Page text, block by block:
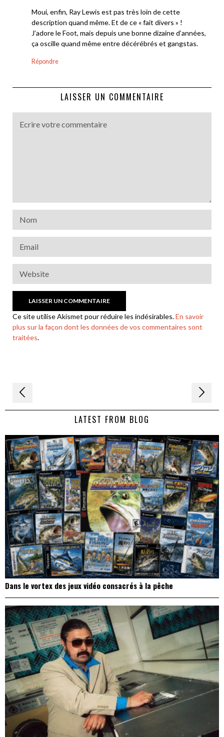
Moui, enfin, Ray Lewis est pas très loin de cette
description quand même. Et de ce « fait divers » !
J’adore le Foot, mais depuis une bonne dizaine d’années,
ça oscille quand même entre décérébrés et gangstas.
Répondre
LAISSER UN COMMENTAIRE
Ce site utilise Akismet pour réduire les indésirables.En savoir
plus sur la façon dont les données de vos commentaires sont
traitées.
Navigation
de LATEST FROM BLOG
Dans le vortex des jeux vidéo consacrés à la pêche